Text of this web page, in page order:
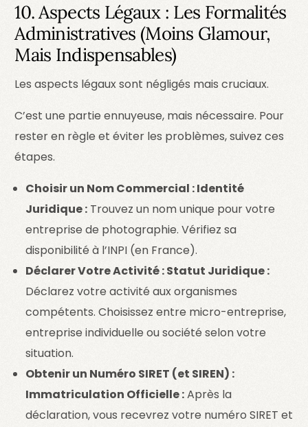
10. Aspects Légaux : Les Formalités
Administratives (Moins Glamour,
Mais Indispensables)
Les aspects légaux sont négligés mais cruciaux.
C’est une partie ennuyeuse, mais nécessaire. Pour
rester en règle et éviter les problèmes, suivez ces
étapes.
Choisir un Nom Commercial : Identité
Juridique : Trouvez un nom unique pour votre
entreprise de photographie. Vérifiez sa
disponibilité à l’INPI (en France).
Déclarer Votre Activité : Statut Juridique :
Déclarez votre activité aux organismes
compétents. Choisissez entre micro-entreprise,
entreprise individuelle ou société selon votre
situation.
Obtenir un Numéro SIRET (et SIREN) :
Immatriculation Officielle :Après la
déclaration, vous recevrez votre numéro SIRET et